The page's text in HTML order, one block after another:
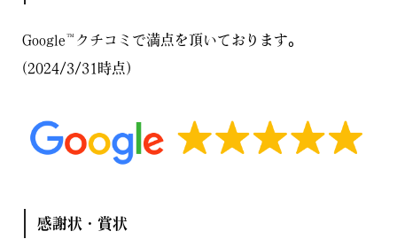
Google™クチコミで満点を頂いております。
(2024/3/31時点)
感謝状・賞状